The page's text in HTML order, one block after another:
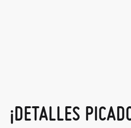
¡DETALLES